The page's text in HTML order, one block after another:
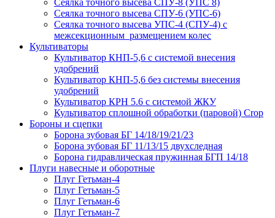
Сеялка точного высева СПУ-8 (УПС 8)
Сеялка точного высева СПУ-6 (УПС-6)
Сеялка точного высева УПС-4 (СПУ-4) с
межсекционным размещением колес
Культиваторы
Культиватор КНП-5,6 с системой внесения
удобрений
Культиватор КНП-5,6 без системы внесения
удобрений
Культиватор КРН 5.6 с системой ЖКУ
Культиватор сплошной обработки (паровой) Crop
Бороны и сцепки
Борона зубовая БГ 14/18/19/21/23
Борона зубовая БГ 11/13/15 двухследная
Борона гидравлическая пружинная БГП 14/18
Плуги навесные и оборотные
Плуг Гетьман-4
Плуг Гетьман-5
Плуг Гетьман-6
Плуг Гетьман-7